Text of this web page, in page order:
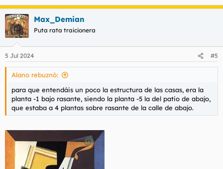
Max_Demian
Puta rata traicionera
5 Jul 2024 #5
Alano rebuznó:
para que entendáis un poco la estructura de las casas, era la
planta -1 bajo rasante, siendo la planta -5 la del patio de abajo,
que estaba a 4 plantas sobre rasante de la calle de abajo.